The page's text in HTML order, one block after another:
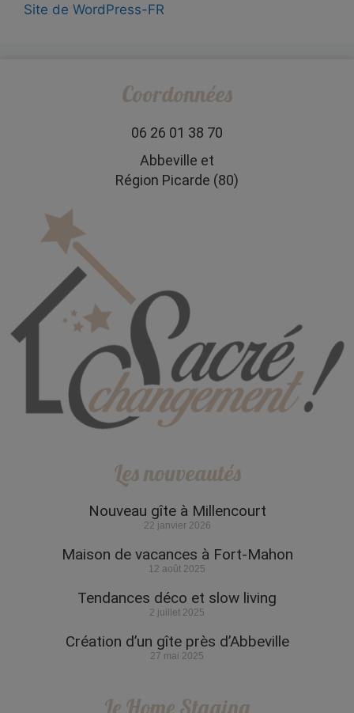
Site de WordPress-FR
Coordonnées
06 26 01 38 70
Abbeville et
Région Picarde (80)
Les nouveautés
Nouveau gîte à Millencourt
22 janvier 2026
Maison de vacances à Fort-Mahon
12 août 2025
Tendances déco et slow living
2 juillet 2025
Création d’un gîte près d’Abbeville
27 mai 2025
Le Home Staging